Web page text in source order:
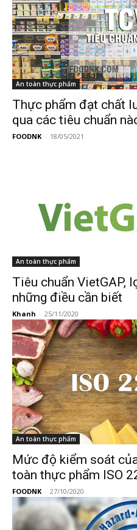
An toàn thực phẩm
Thực phẩm đạt chất
qua các tiêu chuẩn
FOODNK - 18/05/2021
An toàn thực phẩm
Tiêu chuẩn VietGAP,
những điều cần biết
Khanh - 25/11/2020
An toàn thực phẩm
Mức độ kiểm soát
toàn thực phẩm ISO
FOODNK - 27/10/2020